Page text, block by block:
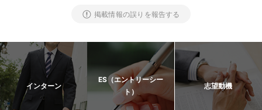
掲載情報の誤りを報告する
インターン
ES（エントリーシー
ト）
志望動機